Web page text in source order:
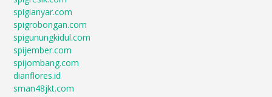
spigianyar.com
spigrobongan.com
spigunungkidul.com
spijember.com
spijombang.com
dianflores.id
sman48jkt.com